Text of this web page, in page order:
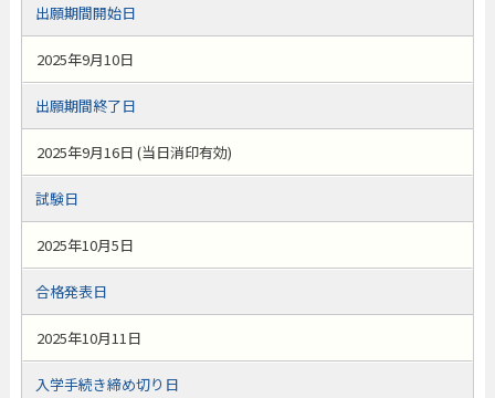
出願期間開始日
2025年9月10日
出願期間終了日
2025年9月16日 (当日消印有効)
試験日
2025年10月5日
合格発表日
2025年10月11日
入学手続き締め切り日